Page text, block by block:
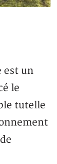
est un
le
tutelle